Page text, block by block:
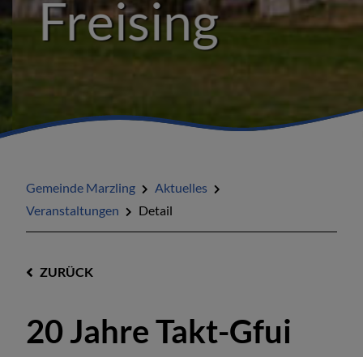
Freising
Gemeinde Marzling
Aktuelles
Veranstaltungen
Detail
ZURÜCK
20 Jahre Takt-Gfui